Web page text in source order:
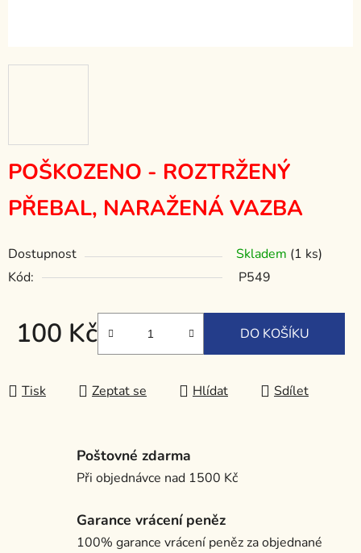
POŠKOZENO - ROZTRŽENÝ
PŘEBAL, NARAŽENÁ VAZBA
Dostupnost Skladem (1 ks)
Kód:
P549
100 Kč DO KOŠÍKU
Tisk Zeptat se Hlídat Sdílet
Poštovné zdarma
Při objednávce nad 1500 Kč
Garance vrácení peněz
100% garance vrácení peněz za objednané